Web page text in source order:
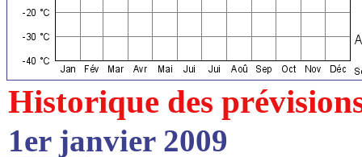
Historique des
1er janvier 2009